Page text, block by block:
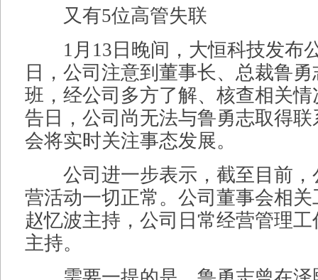
又有5位高管失联
1月13日晚间，大恒科技发布
日，公司注意到董事长、总裁鲁
班，经公司多方了解、核查相关
告日，公司尚无法与鲁勇志取得
会将实时关注事态发展。
公司进一步表示，截至目前，
营活动一切正常。公司董事会相
赵忆波主持，公司日常经营管理
主持。